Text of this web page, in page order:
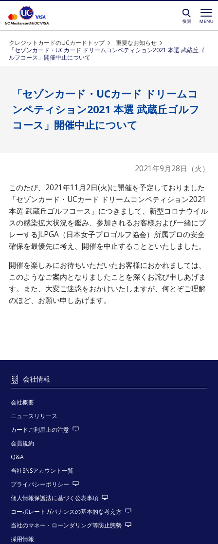
クレジットカードを選ぶなら永久不滅ポイントが
クレジットカードのUCカードトップ
重要なお知らせ
「セゾンカード・UCカード ドリームコンペティション2021 本選 武蔵丘ゴ
ルフコース」開催中止について
「セゾンカード・UCカード ドリームコ
ンペティション2021 本選 武蔵丘ゴルフ
コース」開催中止について
2021年9月28日（火）
このたび、2021年11月2日(火)に開催を予定しておりました
「セゾンカード・UCカード ドリームコンペティション2021
本選 武蔵丘ゴルフコース」につきまして、新型コロナウイル
スの感染拡大状況を鑑み、参加されるお客様および一緒にプ
レーするJLPGA（日本女子プロゴルフ協会）所属プロの安全
確保を最優先に考え、開催を中止することといたしました。
開催を楽しみにお待ちいただいたお客様におかれましては、
このようなご案内となりましたことを深くお詫び申しあげま
す。また、大変ご迷惑をおかけいたしますが、何とぞご理解
のほど、お願い申しあげます。
会社情報
会社概要
ニュースリリース
カードご利用上の注意
会員規約
Q&A
当社SNSアカウント一覧
プライバシーポリシー
個人情報保護法に基づく公表事項
コーポレートガバナンスの基本的な考え方
当社のマネー・ローンダリング等防止態勢
採用情報